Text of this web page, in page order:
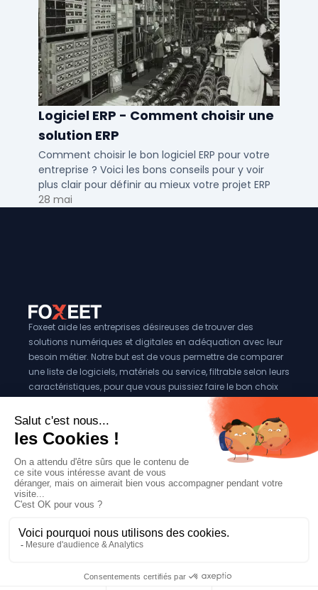
Logiciel ERP - Comment choisir une
solution ERP
Comment choisir le bon logiciel ERP pour votre
entreprise ? Voici les bons conseils pour y voir
plus clair pour définir au mieux votre projet ERP
28 mai
Foxeet aide les entreprises désireuses de trouver des
solutions numériques et digitales en adéquation avec leur
besoin métier. Notre but est de vous permettre de comparer
une liste de logiciels, matériels ou service, filtrable selon leurs
caractéristiques, pour que vous puissiez faire le bon choix
Vous êtes éditeur?
Se référencer sur Foxeet
Réseaux
Mentions légales